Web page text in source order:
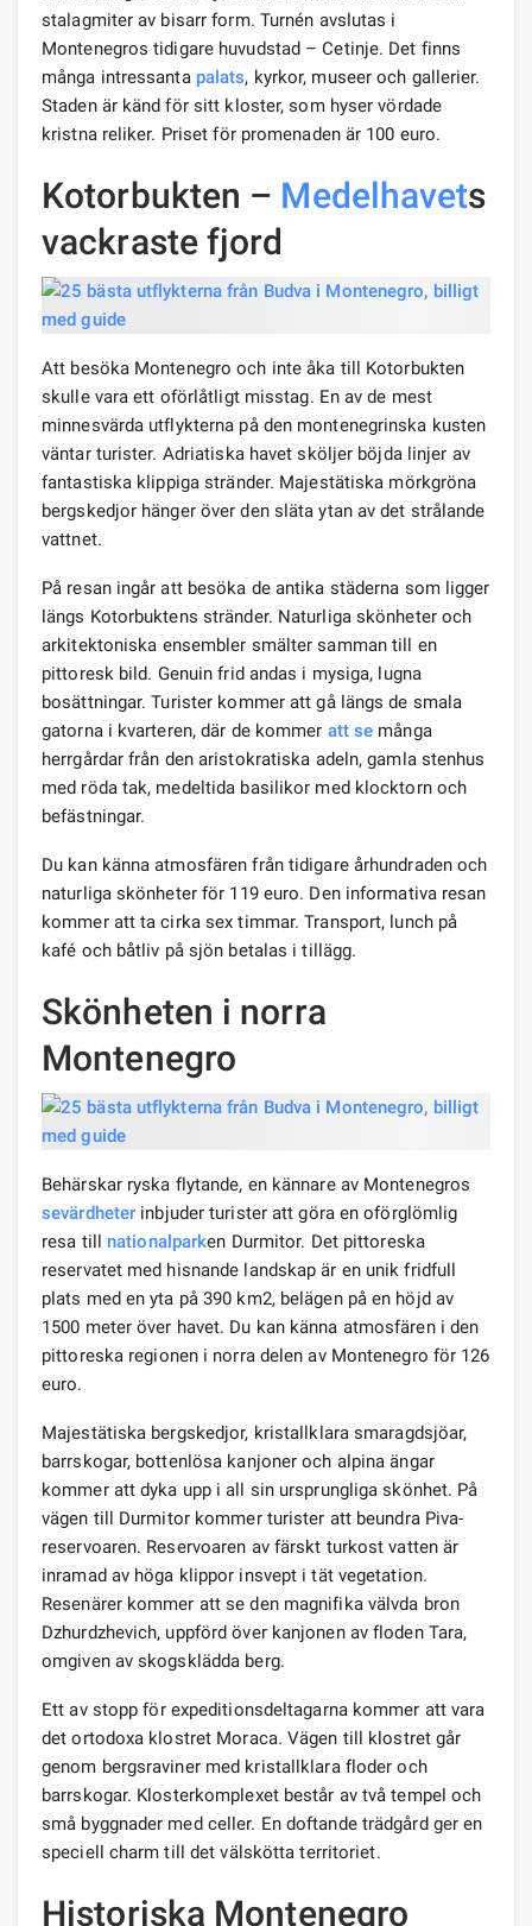
stalagmiter av bisarr form. Turnén avslutas i
Montenegros tidigare huvudstad – Cetinje. Det finns
många intressanta palats, kyrkor, museer och gallerier.
Staden är känd för sitt kloster, som hyser vördade
kristna reliker. Priset för promenaden är 100 euro.
Kotorbukten – Medelhavets
vackraste fjord
Att besöka Montenegro och inte åka till Kotorbukten
skulle vara ett oförlåtligt misstag. En av de mest
minnesvärda utflykterna på den montenegrinska kusten
väntar turister. Adriatiska havet sköljer böjda linjer av
fantastiska klippiga stränder. Majestätiska mörkgröna
bergskedjor hänger över den släta ytan av det strålande
vattnet.
På resan ingår att besöka de antika städerna som ligger
längs Kotorbuktens stränder. Naturliga skönheter och
arkitektoniska ensembler smälter samman till en
pittoresk bild. Genuin frid andas i mysiga, lugna
bosättningar. Turister kommer att gå längs de smala
gatorna i kvarteren, där de kommer att se många
herrgårdar från den aristokratiska adeln, gamla stenhus
med röda tak, medeltida basilikor med klocktorn och
befästningar.
Du kan känna atmosfären från tidigare århundraden och
naturliga skönheter för 119 euro. Den informativa resan
kommer att ta cirka sex timmar. Transport, lunch på
kafé och båtliv på sjön betalas i tillägg.
Skönheten i norra
Montenegro
Behärskar ryska flytande, en kännare av Montenegros
sevärdheter inbjuder turister att göra en oförglömlig
resa till nationalparken Durmitor. Det pittoreska
reservatet med hisnande landskap är en unik fridfull
plats med en yta på 390 km2, belägen på en höjd av
1500 meter över havet. Du kan känna atmosfären i den
pittoreska regionen i norra delen av Montenegro för 126
euro.
Majestätiska bergskedjor, kristallklara smaragdsjöar,
barrskogar, bottenlösa kanjoner och alpina ängar
kommer att dyka upp i all sin ursprungliga skönhet. På
vägen till Durmitor kommer turister att beundra Piva-
reservoaren. Reservoaren av färskt turkost vatten är
inramad av höga klippor insvept i tät vegetation.
Resenärer kommer att se den magnifika välvda bron
Dzhurdzhevich, uppförd över kanjonen av floden Tara,
omgiven av skogsklädda berg.
Ett av stopp för expeditionsdeltagarna kommer att vara
det ortodoxa klostret Moraca. Vägen till klostret går
genom bergsraviner med kristallklara floder och
barrskogar. Klosterkomplexet består av två tempel och
små byggnader med celler. En doftande trädgård ger en
speciell charm till det välskötta territoriet.
Historiska Montenegro